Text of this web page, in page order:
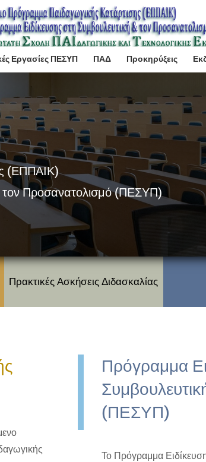
Εργασίες ΠΕΣΥΠ ΠΑΔ Προκηρύξεις
(ΕΠΠΑΙΚ)
τον Προσανατολισμό (ΠΕΣΥΠ)
Πρακτικές Ασκήσεις Διδασκαλίας
Πρόγραμμα
(ΠΕΣΥΠ)
Το Πρόγραμμα